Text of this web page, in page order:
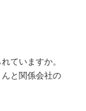
ていますか。
と関係会社の